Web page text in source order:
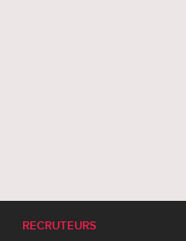
RECRUTEURS